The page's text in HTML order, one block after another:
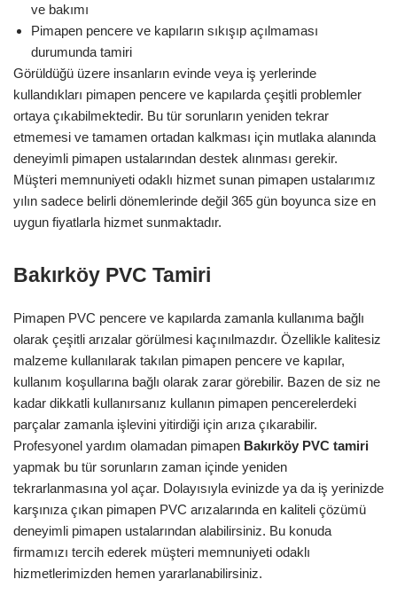
ve bakımı
Pimapen pencere ve kapıların sıkışıp açılmaması
durumunda tamiri
Görüldüğü üzere insanların evinde veya iş yerlerinde
kullandıkları pimapen pencere ve kapılarda çeşitli problemler
ortaya çıkabilmektedir. Bu tür sorunların yeniden tekrar
etmemesi ve tamamen ortadan kalkması için mutlaka alanında
deneyimli pimapen ustalarından destek alınması gerekir.
Müşteri memnuniyeti odaklı hizmet sunan pimapen ustalarımız
yılın sadece belirli dönemlerinde değil 365 gün boyunca size en
uygun fiyatlarla hizmet sunmaktadır.
Bakırköy PVC Tamiri
Pimapen PVC pencere ve kapılarda zamanla kullanıma bağlı
olarak çeşitli arızalar görülmesi kaçınılmazdır. Özellikle kalitesiz
malzeme kullanılarak takılan pimapen pencere ve kapılar,
kullanım koşullarına bağlı olarak zarar görebilir. Bazen de siz ne
kadar dikkatli kullanırsanız kullanın pimapen pencerelerdeki
parçalar zamanla işlevini yitirdiği için arıza çıkarabilir.
Profesyonel yardım olamadan pimapen Bakırköy PVC tamiri
yapmak bu tür sorunların zaman içinde yeniden
tekrarlanmasına yol açar. Dolayısıyla evinizde ya da iş yerinizde
karşınıza çıkan pimapen PVC arızalarında en kaliteli çözümü
deneyimli pimapen ustalarından alabilirsiniz. Bu konuda
firmamızı tercih ederek müşteri memnuniyeti odaklı
hizmetlerimizden hemen yararlanabilirsiniz.